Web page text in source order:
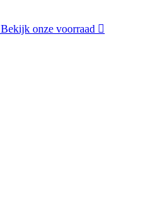
Bekijk onze voorraad